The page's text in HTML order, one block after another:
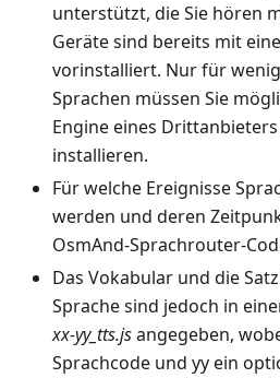
unterstützt, die Sie hören
Geräte sind bereits mit
vorinstalliert. Nur für
Sprachen müssen Sie
Engine eines
installieren.
Für welche Ereignisse
werden und deren
OsmAnd-Sprachrouter-
Das Vokabular und die
Sprache sind jedoch in
xx-yy_tts.jsangegeben,
Sprachcode und yy ein